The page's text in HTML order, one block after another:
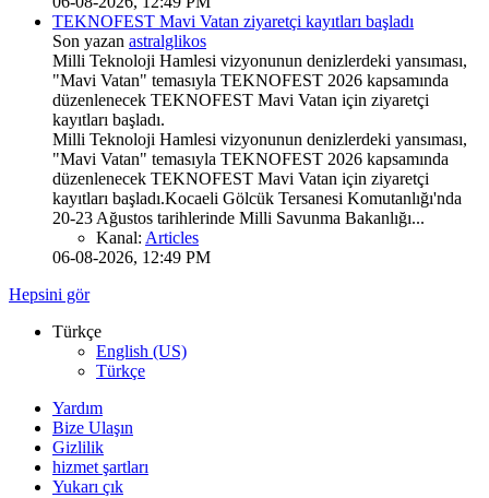
TEKNOFEST Mavi Vatan ziyaretçi kayıtları başladı
Son yazan astralglikos
Milli Teknoloji Hamlesi vizyonunun denizlerdeki yansıması,
"Mavi Vatan" temasıyla TEKNOFEST 2026 kapsamında
düzenlenecek TEKNOFEST Mavi Vatan için ziyaretçi
kayıtları başladı.
Milli Teknoloji Hamlesi vizyonunun denizlerdeki yansıması,
"Mavi Vatan" temasıyla TEKNOFEST 2026 kapsamında
düzenlenecek TEKNOFEST Mavi Vatan için ziyaretçi
kayıtları başladı.Kocaeli Gölcük Tersanesi Komutanlığı'nda
20-23 Ağustos tarihlerinde Milli Savunma Bakanlığı...
Kanal: Articles
06-08-2026, 12:49 PM
Hepsini gör
Türkçe
English (US)
Türkçe
Yardım
Bize Ulaşın
Gizlilik
hizmet şartları
Yukarı çık